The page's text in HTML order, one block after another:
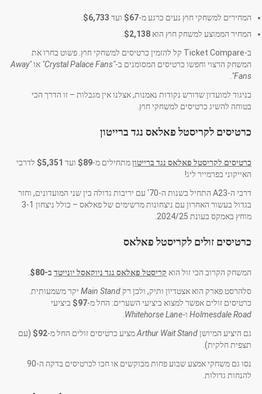
המחירים למשחקי חוץ נעים כרגע מ-$67 ועד $6,733
המחיר הממוצע למשחק חוץ הוא $2,138
ב-Ticket Compare קל להזמין כרטיסים למשחקי חוץ. פשוט בחרו את
המשחק הרצוי וחפשו כרטיסים המסומנים ב-"Crystal Palace Fans" או "Away
Fans"
בניגוד למועדון שדורש נקודות נאמנות, אצלנו אין מגבלות – זו הדרך הכי
בטוחה להשיג כרטיסים למשחקי חוץ.
כרטיסים לקריסטל פאלאס נגד ברייטון
כרטיסים לקריסטל פאלאס נגד ברייטוןמתחילים מ-$89 ועד $5,351 לדרבי
האייקוני בפרמייר ליג!
דרבי ה-A23 התחיל בשנות ה-70' עם יריבות גדולה בין שני המועדונים, וחזר
בגדול בעשור האחרון עם ניצחונות מרשימים של פאלאס – כולל ניצחון 3-1
מוחץ באמקס בעונת 2024/25.
כרטיסים זולים לקריסטל פאלאס
המשחק הקרוב הכי זול הוא קריסטל פאלאס נגד ניוקאסל יונייטדב-$80
סלהרסט פארק הוא אצטדיון ותיק, ולכן רק Main Stand יקר משמעותית.
כרטיסים זולים אפשר למצוא ביציעי השערים: החל מ-$97 ביציעי
Holmesdale Road ו-Whitehorse Lane
גם היציע המיושןArthur Wait Standמציע כרטיסים זולים החל מ-$92 (עם
תצפית חלקית).
נסו גם משחקי אמצע שבוע פחות מבוקשים או חכו לכרטיסים בדקה ה-90
להנחות גדולות.